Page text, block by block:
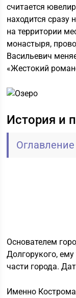
считается
находится сразу
на территории
монастыря,
Васильевич
«Жестокий
История и
Оглавление
Основателем
Долгорукого,
части города.
Именно